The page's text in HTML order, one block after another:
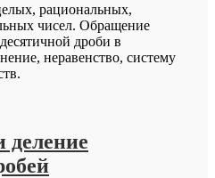
рациональных,
чисел. Обращение
дроби в
неравенство, систему
деление